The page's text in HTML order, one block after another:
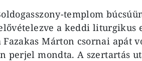
templom
a keddi liturgikus
Márton csornai apát
perjel mondta. A szertartás